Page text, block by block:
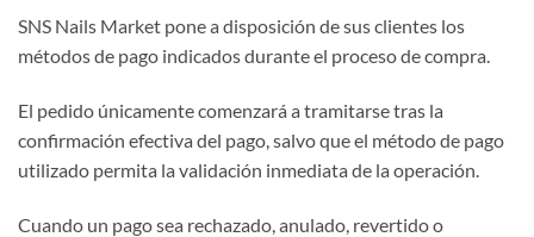
SNS Nails Market pone a disposición de sus clientes los
métodos de pago indicados durante el proceso de compra.
El pedido únicamente comenzará a tramitarse tras la
confirmación efectiva del pago, salvo que el método de pago
utilizado permita la validación inmediata de la operación.
Cuando un pago sea rechazado, anulado, revertido o